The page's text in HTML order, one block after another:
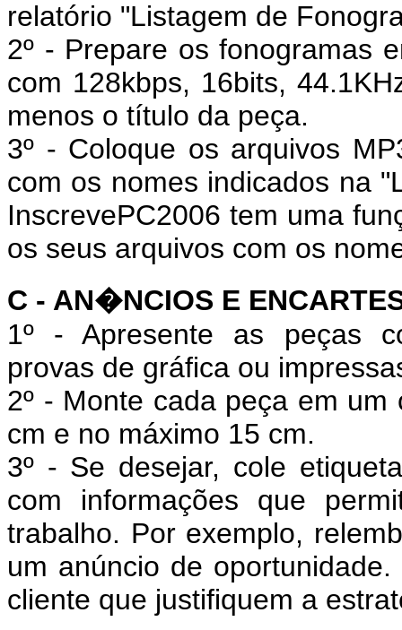
relatório "Listagem de
2º - Prepare os fonogramas
com 128kbps, 16bits,
menos o título da peça.
3º - Coloque os arquivos
com os nomes indicados na
InscrevePC2006 tem uma
os seus arquivos com os
C - AN�NCIOS E
1º - Apresente as peças
provas de gráfica ou
2º - Monte cada peça em
cm e no máximo 15 cm.
3º - Se desejar, cole
com informações que
trabalho. Por exemplo,
um anúncio de
cliente que justifiquem a